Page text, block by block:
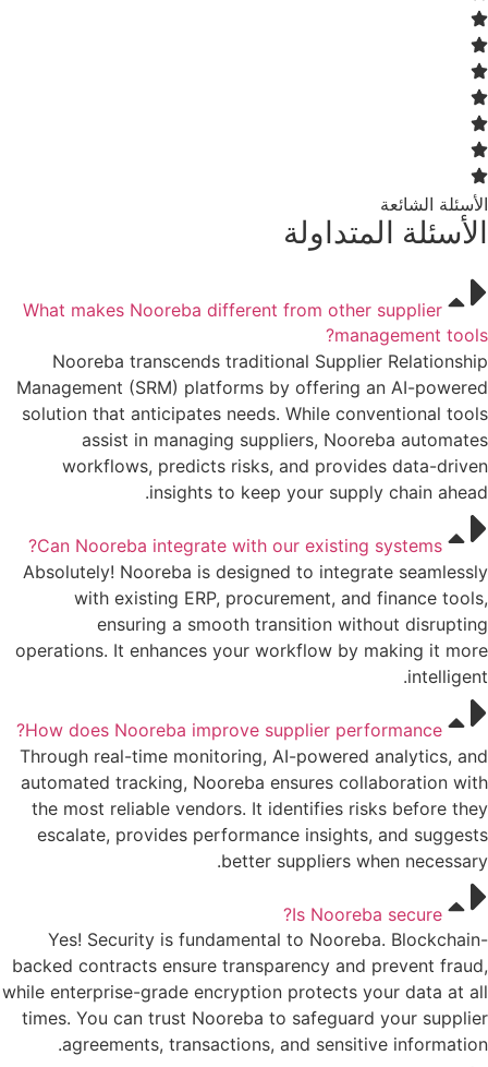
الأسئلة الشائعة
الأسئلة المتداولة
What makes Nooreba different from other supplier
management tools?
Nooreba transcends traditional Supplier Relationship
Management (SRM) platforms by offering an AI-powered
solution that anticipates needs. While conventional tools
assist in managing suppliers, Nooreba automates
workflows, predicts risks, and provides data-driven
insights to keep your supply chain ahead.​
Can Nooreba integrate with our existing systems?
Absolutely! Nooreba is designed to integrate seamlessly
with existing ERP, procurement, and finance tools,
ensuring a smooth transition without disrupting
operations. It enhances your workflow by making it more
intelligent.​
How does Nooreba improve supplier performance?
Through real-time monitoring, AI-powered analytics, and
automated tracking, Nooreba ensures collaboration with
the most reliable vendors. It identifies risks before they
escalate, provides performance insights, and suggests
better suppliers when necessary.​
Is Nooreba secure?
Yes! Security is fundamental to Nooreba. Blockchain-
backed contracts ensure transparency and prevent fraud,
while enterprise-grade encryption protects your data at all
times. You can trust Nooreba to safeguard your supplier
agreements, transactions, and sensitive information.​